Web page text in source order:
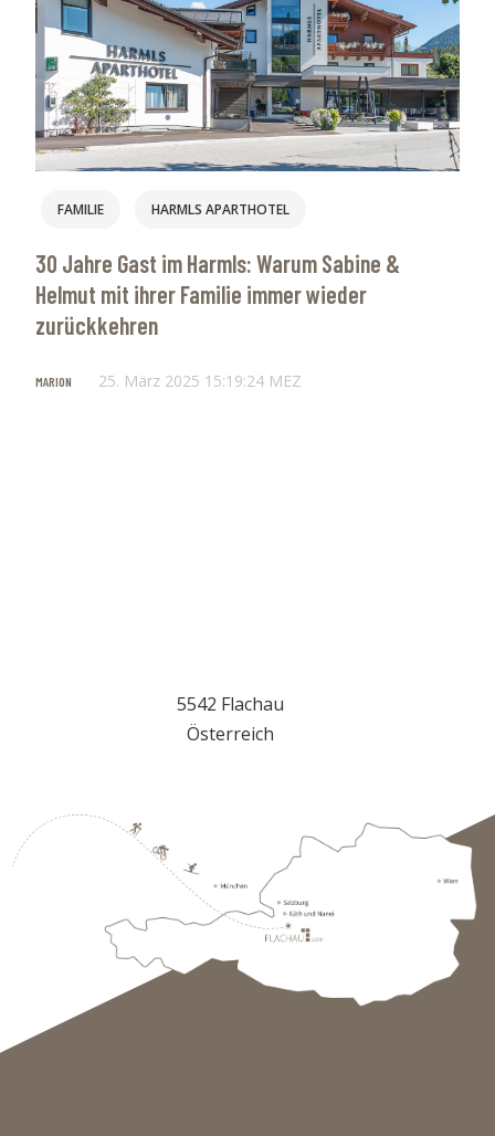
FAMILIE HARMLS APARTHOTEL
30 Jahre Gast im Harmls: Warum Sabine &
Helmut mit ihrer Familie immer wieder
zurückkehren
MARION 25. März 2025 15:19:24 MEZ
5542 Flachau
Österreich